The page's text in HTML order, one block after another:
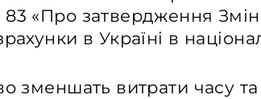
«Про затвердження Змін
в Україні в
зменшать витрати часу